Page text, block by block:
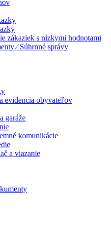
zákaziek s nízkymi hodnotami
⁄ Súhrnné správy
evidencia obyvateľov
garáže
komunikácie
a viazanie